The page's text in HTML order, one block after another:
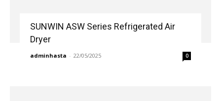
SUNWIN ASW Series Refrigerated Air
Dryer
adminhasta - 22/05/2025 0